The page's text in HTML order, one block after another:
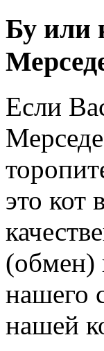
Бу или
Если
это кот
(обмен)
нашего
нашей